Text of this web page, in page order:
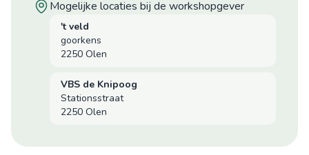
mogelijke locaties bij de workshopgever
't veld
goorkens
2250 Olen
VBS de Knipoog
Stationsstraat
2250 Olen